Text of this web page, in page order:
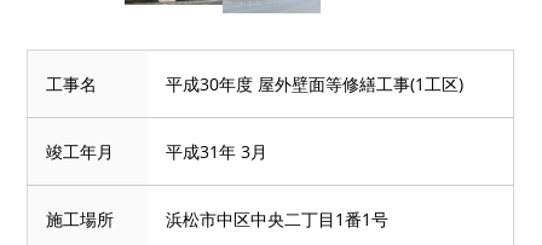
工事名 平成30年度 屋外壁面等修繕工事(1工区)
竣工年月 平成31年 3月
施工場所 浜松市中区中央二丁目1番1号